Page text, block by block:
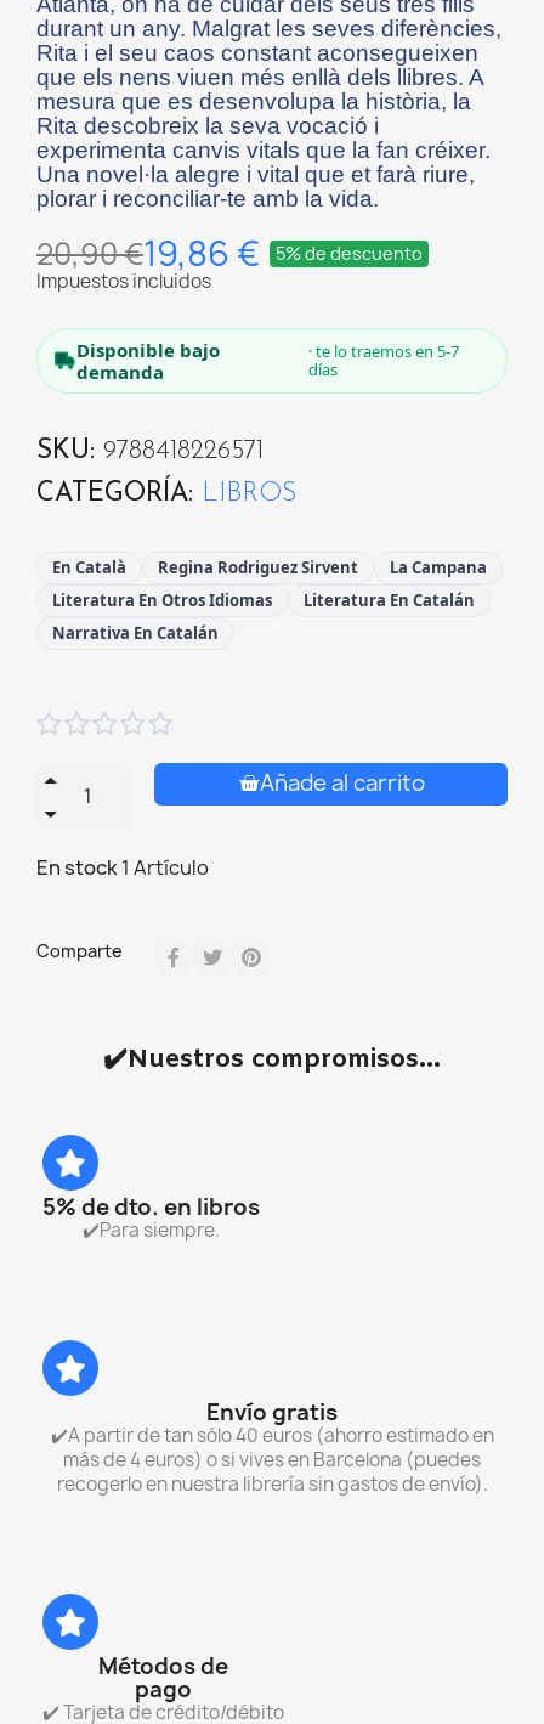
durant un any. Malgrat les seves diferències,
Rita i el seu caos constant aconsegueixen
que els nens viuen més enllà dels llibres. A
mesura que es desenvolupa la història, la
Rita descobreix la seva vocació i
experimenta canvis vitals que la fan créixer.
Una novel·la alegre i vital que et farà riure,
plorar i reconciliar-te amb la vida.
20,90 €19,86 € 5% de descuento
Impuestos incluidos
Disponible bajo
demanda
· te lo traemos en 5-7
días
SKU
9788418226571
CATEGORÍA
LIBROS
En Català Regina Rodriguez Sirvent
La Campana
Literatura En Otros Idiomas
Literatura En Catalán
Narrativa En Catalán

Añade al carrito
En stock1 Artículo
Comparte
✔️Nuestros compromisos...
5% de dto. en libros
✔️Para siempre.
Envío gratis
✔️A partir de tan sólo 40 euros (ahorro estimado en
más de 4 euros) o si vives en Barcelona (puedes
recogerlo en nuestra librería sin gastos de envío).
Métodos de
pago
✔️ Tarjeta de crédito/débito